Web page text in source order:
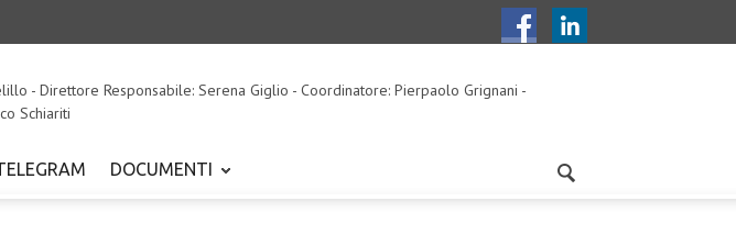
- Direttore Responsabile: Serena Giglio - Coordinatore: Pierpaolo Grignani -
Schiariti
DOCUMENTI